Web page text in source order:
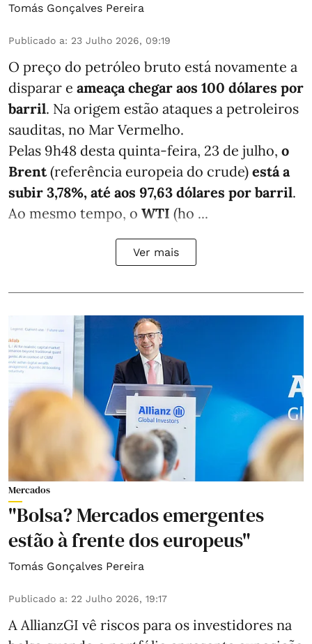
Tomás Gonçalves Pereira
Publicado a: 23 Julho 2026, 09:19
O preço do petróleo bruto está novamente a
disparar e ameaça chegar aos 100 dólares por
barril. Na origem estão ataques a petroleiros
sauditas, no Mar Vermelho.
Pelas 9h48 desta quinta-feira, 23 de julho, o
Brent(referência europeia do crude) está a
subir 3,78%, até aos 97,63 dólares por barril.
Ao mesmo tempo, o WTI (ho ...
Ver mais
Mercados
"Bolsa? Mercados emergentes
estão à frente dos europeus"
Tomás Gonçalves Pereira
Publicado a: 22 Julho 2026, 19:17
A AllianzGI vê riscos para os investidores na